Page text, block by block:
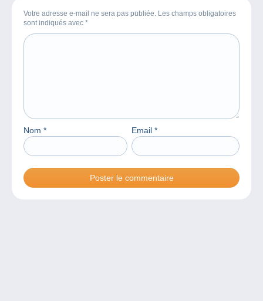
Votre adresse e-mail ne sera pas publiée. Les champs obligatoires
sont indiqués avec *
Nom * Email *